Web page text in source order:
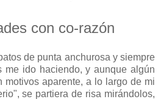
con co-razón
de punta anchurosa y siempre
me ido haciendo, y aunque algún
motivos aparente, a lo largo de mi
se partiera de risa mirándolos,